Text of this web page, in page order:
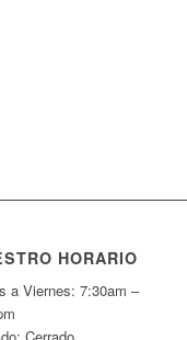
HORARIO
a Viernes: 7:30am –